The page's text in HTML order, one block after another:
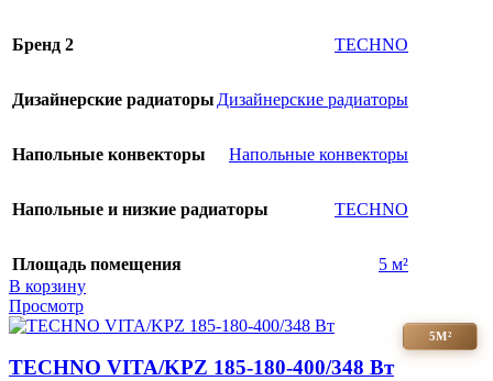
Бренд 2 TECHNO
Дизайнерские радиаторы Дизайнерские радиаторы
Напольные конвекторы Напольные конвекторы
Напольные и низкие радиаторы TECHNO
Площадь помещения
5 м²
В корзину
Просмотр
5М²
TECHNO VITA/KPZ 185-180-400/348 Вт